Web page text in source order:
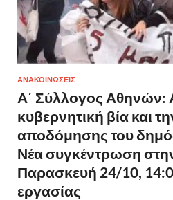
ΑΝΑΚΟΙΝΩΣΕΙΣ
Α΄ Σύλλογος Αθηνών:
κυβερνητική βία και
αποδόμησης του
Νέα συγκέντρωση
Παρασκευή 24/10,
εργασίας